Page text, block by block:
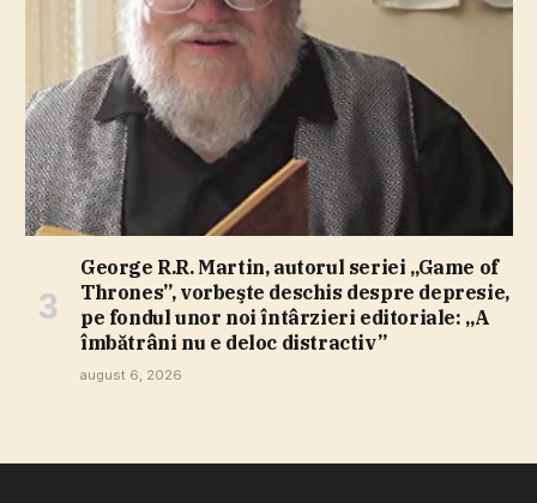
George R.R. Martin, autorul seriei „Game of
Thrones”, vorbeşte deschis despre depresie,
pe fondul unor noi întârzieri editoriale: „A
îmbătrâni nu e deloc distractiv”
august 6, 2026